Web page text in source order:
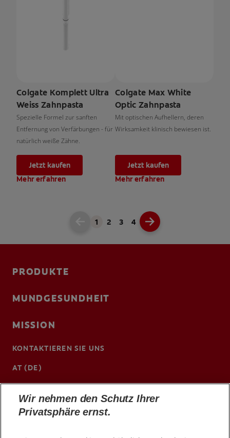
Colgate Komplett Ultra
Weiss Zahnpasta
Spezielle Formel zur sanften
Entfernung von Verfärbungen - für
natürlich weiße Zähne.
Jetzt kaufen
Mehr erfahren
Colgate Max White
Optic Zahnpasta
Mit optischen Aufhellern, deren
Wirksamkeit klinisch bewiesen ist.
Jetzt kaufen
Mehr erfahren
1 2 3 4
PRODUKTE
MUNDGESUNDHEIT
MISSION
KONTAKTIEREN SIE UNS
AT (DE)
Wir nehmen den Schutz Ihrer
Privatsphäre ernst.